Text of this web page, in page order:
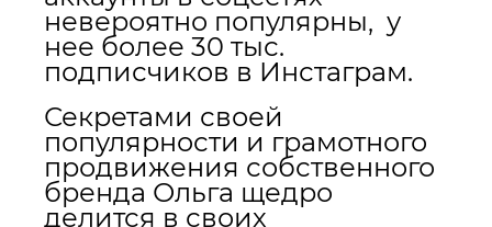
невероятно популярны, у
нее более 30 тыс.
подписчиков в Инстаграм.
Секретами своей
популярности и грамотного
продвижения собственного
бренда Ольга щедро
делится в своих